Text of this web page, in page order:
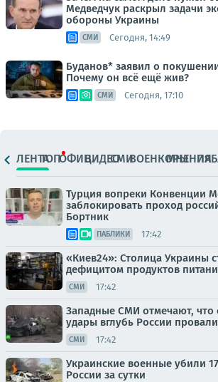
Медведчук раскрыл задачи
обороны Украины
СМИ Сегодня, 14:49
Буданов* заявил о
Почему он всё ещё жив?
СМИ Сегодня, 17:10
ЛЕНТАТОПОФИЦ.ВИДЕОСМИВОЕНКОРЫМНЕНИЯ
Турция вопреки Конвенции
заблокировать проход
Бортник
ПАБЛИКИ 17:42
«Киев24»: Столица Украины
дефицитом продуктов
СМИ 17:42
Западные СМИ отмечают, что
удары вглубь России
СМИ 17:42
Украинские военные убили
России за сутки